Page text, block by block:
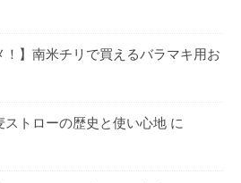
！】南米チリで買えるバラマキ用お
トローの歴史と使い心地 に